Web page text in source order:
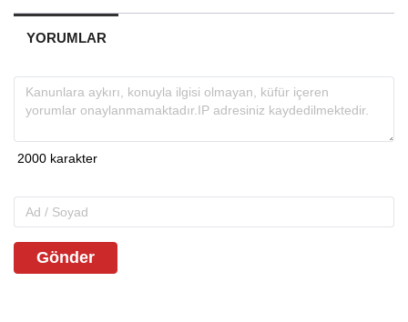
YORUMLAR
Gönder